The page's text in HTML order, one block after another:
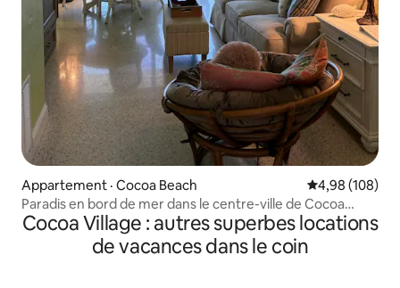
Appartement · Cocoa Beach Note
4,98 (108)
Paradis en bord de mer dans le centre-ville de Cocoa
Beach !
Cocoa Village : autres superbes locations
de vacances dans le coin